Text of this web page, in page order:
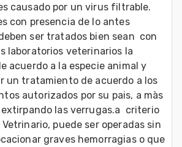
causado por un virus filtrable.
con presencia de lo antes
ser tratados bien sean  con
laboratorios veterinarios la
acuerdo a la especie animal y
un tratamiento de acuerdo a los
autorizados por su pais, a màs
las verrugas.a  criterio
Vetrinario, puede ser operadas sin
graves hemorragias o que